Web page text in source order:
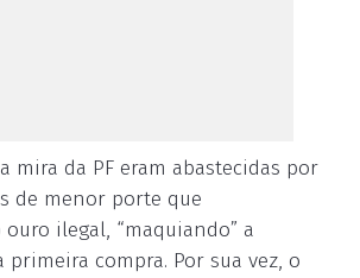
mira da PF eram abastecidas por
de menor porte que
ouro ilegal, “maquiando” a
primeira compra. Por sua vez, o